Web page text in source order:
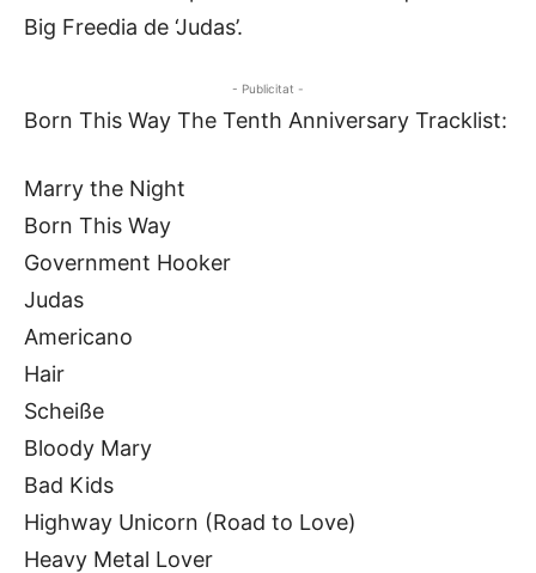
Big Freedia de ‘Judas’.
- Publicitat -
Born This Way The Tenth Anniversary Tracklist:
Marry the Night
Born This Way
Government Hooker
Judas
Americano
Hair
Scheiße
Bloody Mary
Bad Kids
Highway Unicorn (Road to Love)
Heavy Metal Lover